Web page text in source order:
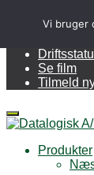
Se film
Tilmeld
Menu
Produkter
Vi bruger